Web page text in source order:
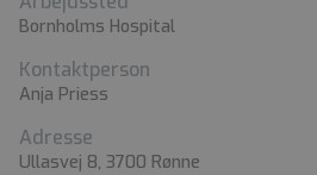
Bornholms Hospital
Kontaktperson
Anja Priess
Adresse
Ullasvej 8, 3700 Rønne